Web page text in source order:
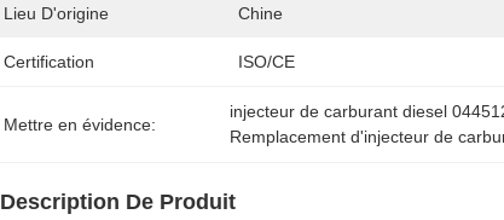
Lieu D'origine Chine
Certification ISO/CE
Mettre en évidence:
injecteur de carburant diesel
Remplacement d'injecteur de
Description De Produit